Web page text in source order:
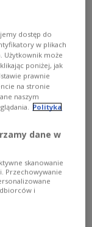
II wojny
polskiej
i działaczy
w to
aby mieć
-
na
dostęp do
w plikach
Użytkownik może
poniżej, jak
prawnie
na stronie
naszym
Polityka
dane w
skanowanie
Przechowywanie
i